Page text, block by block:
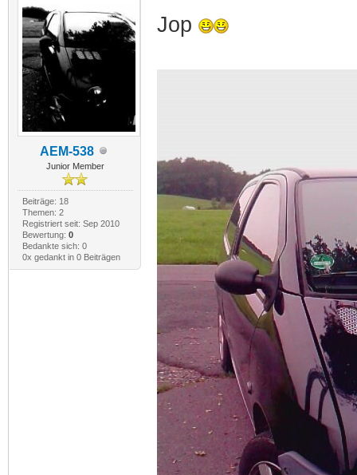
AEM-538
Junior Member
Beiträge: 18
Themen: 2
Registriert seit: Sep 2010
Bewertung: 0
Bedankte sich: 0
0x gedankt in 0 Beiträgen
Jop